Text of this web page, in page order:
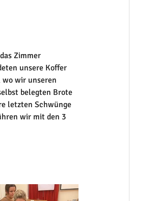
Zimmer
unsere Koffer
wo wir unseren
belegten Brote
letzten Schwünge
wir mit den 3